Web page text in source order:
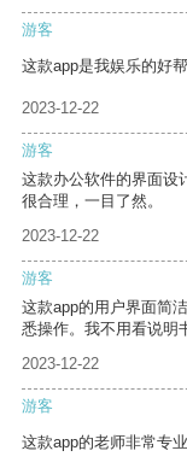
游客
这款app是我娱乐的好
2023-12-22
游客
这款办公软件的界面设
很合理，一目了然。
2023-12-22
游客
这款app的用户界面简
悉操作。我不用看说明
2023-12-22
游客
这款app的老师非常专